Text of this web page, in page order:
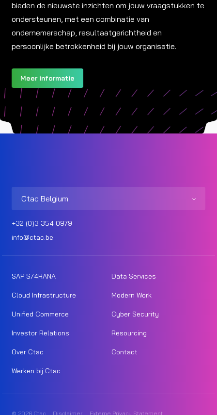
bieden de nieuwste inzichten om jouw vraagstukken te
ondersteunen, met een combinatie van
ondernemerschap, resultaatgerichtheid en
persoonlijke betrokkenheid bij jouw organisatie.
Meer informatie
Ctac Belgium
+32 (0)3 354 0979
info@ctac.be
SAP S/4HANA Data Services
Cloud Infrastructure Modern Work
Unified Commerce Cyber Security
Investor Relations Resourcing
Over Ctac Contact
Werken bij Ctac
© 2026 Ctac Disclaimer Externe Privacy Statement